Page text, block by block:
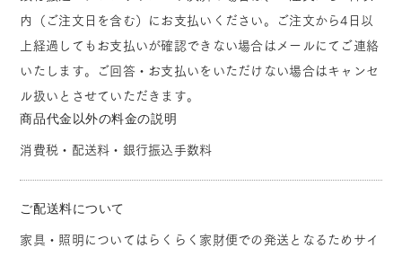
内（ご注文日を含む）にお支払いください。ご注文から4日以
上経過してもお支払いが確認できない場合はメールにてご連絡
いたします。ご回答・お支払いをいただけない場合はキャンセ
ル扱いとさせていただきます。
商品代金以外の料金の説明
消費税・配送料・銀行振込手数料
ご配送料について
家具・照明についてはらくらく家財便での発送となるためサイ